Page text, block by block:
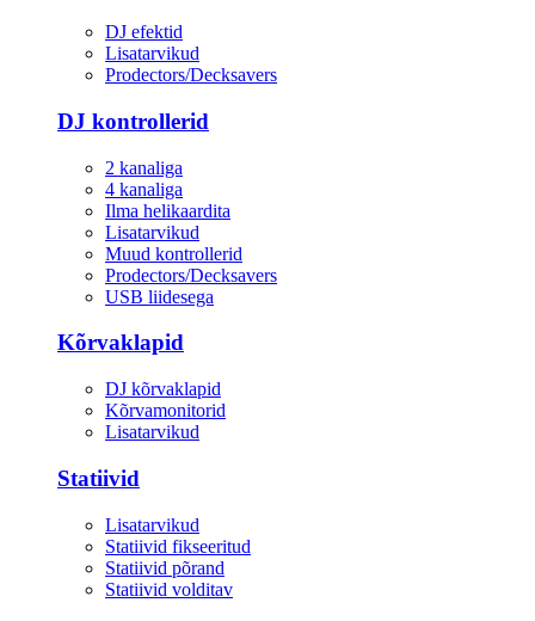
DJ efektid
Lisatarvikud
Prodectors/Decksavers
DJ kontrollerid
2 kanaliga
4 kanaliga
Ilma helikaardita
Lisatarvikud
Muud kontrollerid
Prodectors/Decksavers
USB liidesega
Kõrvaklapid
DJ kõrvaklapid
Kõrvamonitorid
Lisatarvikud
Statiivid
Lisatarvikud
Statiivid fikseeritud
Statiivid põrand
Statiivid volditav